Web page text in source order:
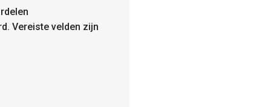
Vereiste velden zijn